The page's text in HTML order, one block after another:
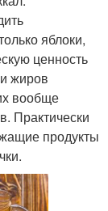
яблоки,
ценность
жиров
вообще
Практически
продукты